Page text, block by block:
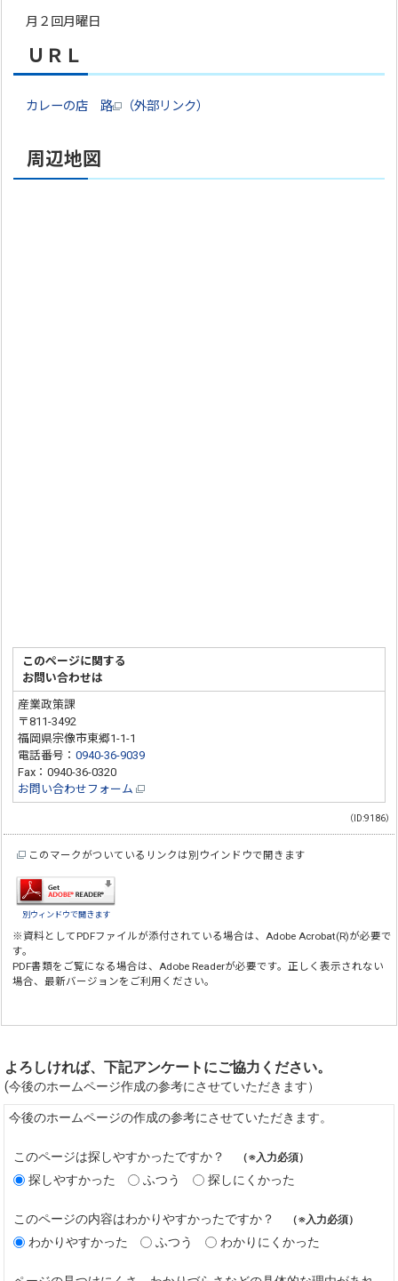
月２回月曜日
ＵＲＬ
カレーの店 路 （外部リンク）
周辺地図
このページに関する
お問い合わせは
産業政策課
〒811-3492
福岡県宗像市東郷1-1-1
電話番号：0940-36-9039
Fax：0940-36-0320
お問い合わせフォーム
（ID:9186）
このマークがついているリンクは別ウインドウで開きます
別ウィンドウで開きます
※資料としてPDFファイルが添付されている場合は、 Adobe Acrobat(R)が必要で
す。
PDF書類をご覧になる場合は、 Adobe Readerが必要です。正しく表示されない
場合、最新バージョンをご利用ください。